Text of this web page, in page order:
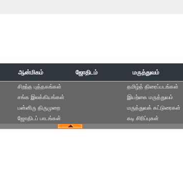
ஆன்மிகம் ஜோதிடம் மருத்துவம்
சிறந்த புத்தகங்கள்
சங்க இலக்கியங்கள்
பன்னிரு திருமுறை
ஜோதிடப் பாடங்கள்
தமிழ்த் திரைப்படங்கள்
இயற்கை மருத்துவம்
மருத்துவக் கட்டுரைகள்
கடி சிரிப்புகள்